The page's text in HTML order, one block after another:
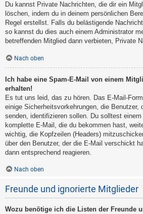
Du kannst Private Nachrichten, die dir ein
löschen, indem du in deinem persönlichen
Regel erstellst. Falls du belästigende
so kannst du dies auch einem Administrator
betreffenden Mitglied dann verbieten, Private
Nach oben
Ich habe eine Spam-E-Mail von einem
erhalten!
Es tut uns leid, das zu hören. Das E-Mail-
einige Sicherheitsvorkehrungen, die Benutzer,
senden, identifizieren sollen. Du solltest
komplette E-Mail, die du bekommen hast,
wichtig, die Kopfzeilen (Headers)
über den Benutzer, der die E-Mail verschickt
dann entsprechend reagieren.
Nach oben
Freunde und ignorierte Mitglieder
Wozu benötige ich die Listen der Freunde